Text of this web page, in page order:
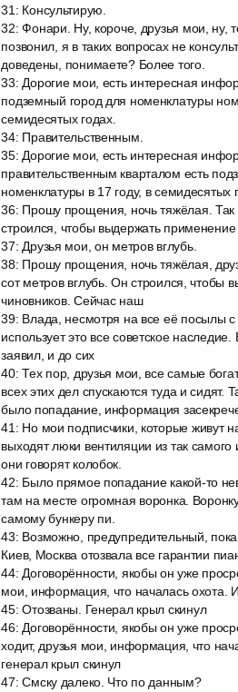
31 : Консультирую.
32:Фонари. Ну, короче, друзья мои, ну,
позвонил, я в таких вопросах не
доведены, понимаете? Более того.
33: Дорогие мои, есть интересная
подземный город для номенклатуры
семидесятых годах.
34: Правительственным.
35: Дорогие мои, есть интересная
правительственным кварталом есть
номенклатуры в 17 году, в семидесятых
36: Прошу прощения, ночь тяжёлая. Так
строился, чтобы выдержать
37: Друзья мои, он метров вглубь.
38: Прошу прощения, ночь тяжёлая,
сот метров вглубь. Он строился, чтобы
чиновников. Сейчас наш
39: Влада, несмотря на все её посылы с
использует это все советское
заявил, и до сих
40:Тех пор, друзья мои, все самые
всех этих дел спускаются туда и
было попадание, информация
41 : Но мои подписчики, которые живут
выходят люки вентиляции из так самого
они говорят колобок.
42: Было прямое попадание какой-то
там на месте огромная воронка.
самому бункеру пи.
43: Возможно, предупредительный,
Киев, Москва отозвала все гарантии
44: Договорённости, якобы он уже
мои, информация, что началась охота.
45:Отозваны. Генерал крыл скинул
46: Договорённости, якобы он уже
ходит, друзья мои, информация, что
генерал крыл скинул
47:Смску далеко. Что по данным?